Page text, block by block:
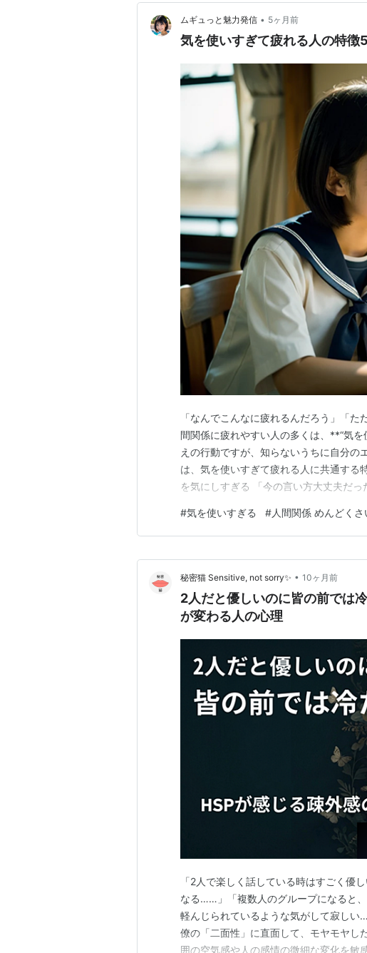
ムギュっと魅力発信 • 5ヶ月前
気を使いすぎて疲れる人の特徴
「なんでこんなに疲れるんだろう」「
間関係に疲れやすい人の多くは、**“気
えの行動ですが、知らないうちに自分の
は、気を使いすぎて疲れる人に共通す
を気にしすぎる 「今の言い方大丈夫だ
ることが苦手 頼まれると、「断ったら悪
予定や体力を削ってしまいます。 特徴
#気を使いすぎる #人間関係 めんどくさ
秘密猫 Sensitive, not sorry✨ • 10ヶ月前
2人だと優しいのに皆の前では
が変わる人の心理
「2人で楽しく話している時はすごく優
なる……」「複数人のグループになると
軽んじられているような気がして寂し
僚の「二面性」に直面して、モヤモヤし
囲の空気感や人の感情の微細な変化を敏